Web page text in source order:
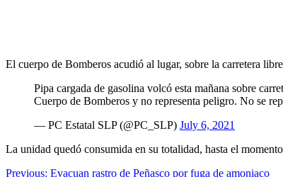
El cuerpo de Bomberos acudió al lugar, sobre la carretera
Pipa cargada de gasolina volcó esta mañana sobre
Cuerpo de Bomberos y no representa peligro. No se
— PC Estatal SLP (@PC_SLP) July 6, 2021
La unidad quedó consumida en su totalidad, hasta el
Previous: Evacuan rastro de Peñasco por fuga de amoniaco